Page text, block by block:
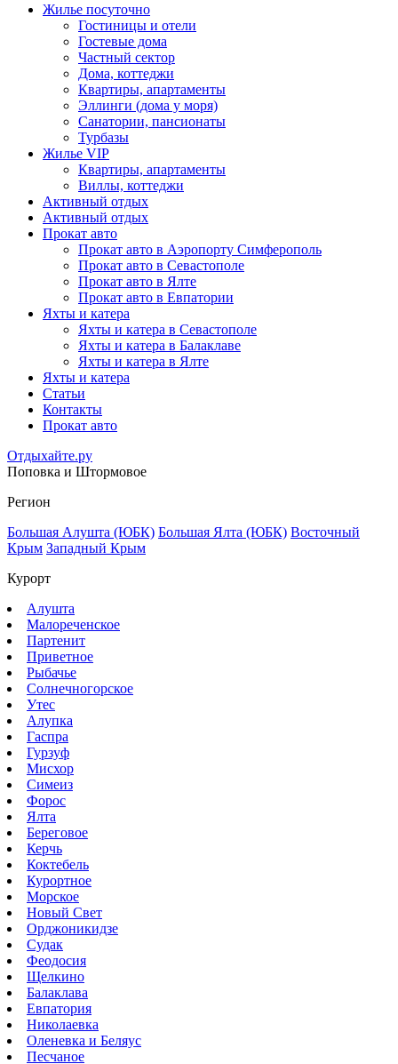
Жилье посуточно
Гостиницы и отели
Гостевые дома
Частный сектор
Дома, коттеджи
Квартиры, апартаменты
Эллинги (дома у моря)
Санатории, пансионаты
Турбазы
Жилье VIP
Квартиры, апартаменты
Виллы, коттеджи
Активный отдых
Активный отдых
Прокат авто
Прокат авто в Аэропорту Симферополь
Прокат авто в Севастополе
Прокат авто в Ялте
Прокат авто в Евпатории
Яхты и катера
Яхты и катера в Севастополе
Яхты и катера в Балаклаве
Яхты и катера в Ялте
Яхты и катера
Статьи
Контакты
Прокат авто
Отдыхайте.ру
Поповка и Штормовое
Регион
Большая Алушта (ЮБК) Большая Ялта (ЮБК) Восточный
Крым Западный Крым
Курорт
Алушта
Малореченское
Партенит
Приветное
Рыбачье
Солнечногорское
Утес
Алупка
Гаспра
Гурзуф
Мисхор
Симеиз
Форос
Ялта
Береговое
Керчь
Коктебель
Курортное
Морское
Новый Свет
Орджоникидзе
Судак
Феодосия
Щелкино
Балаклава
Евпатория
Николаевка
Оленевка и Беляус
Песчаное